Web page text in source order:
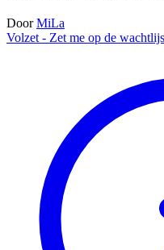
Door MiLa
Volzet - Zet me op de